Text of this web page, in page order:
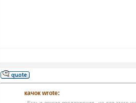
качок wrote: